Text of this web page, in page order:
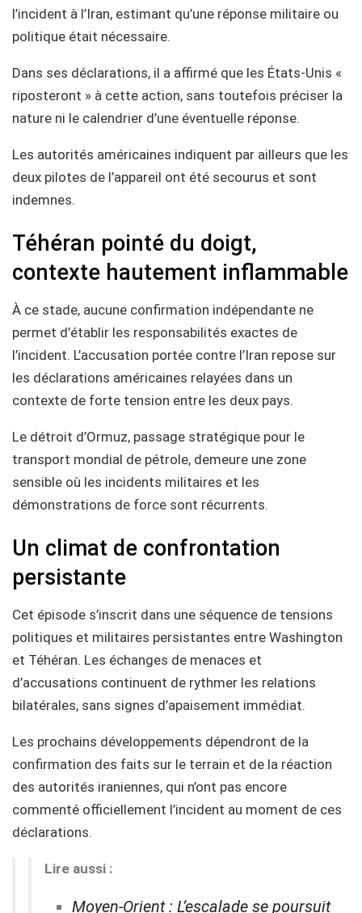
l’incident à l’Iran, estimant qu’une réponse militaire ou
politique était nécessaire.
Dans ses déclarations, il a affirmé que les États-Unis «
riposteront » à cette action, sans toutefois préciser la
nature ni le calendrier d’une éventuelle réponse.
Les autorités américaines indiquent par ailleurs que les
deux pilotes de l’appareil ont été secourus et sont
indemnes.
Téhéran pointé du doigt,
contexte hautement inflammable
À ce stade, aucune confirmation indépendante ne
permet d’établir les responsabilités exactes de
l’incident. L’accusation portée contre l’Iran repose sur
les déclarations américaines relayées dans un
contexte de forte tension entre les deux pays.
Le détroit d’Ormuz, passage stratégique pour le
transport mondial de pétrole, demeure une zone
sensible où les incidents militaires et les
démonstrations de force sont récurrents.
Un climat de confrontation
persistante
Cet épisode s’inscrit dans une séquence de tensions
politiques et militaires persistantes entre Washington
et Téhéran. Les échanges de menaces et
d’accusations continuent de rythmer les relations
bilatérales, sans signes d’apaisement immédiat.
Les prochains développements dépendront de la
confirmation des faits sur le terrain et de la réaction
des autorités iraniennes, qui n’ont pas encore
commenté officiellement l’incident au moment de ces
déclarations.
Lire aussi :
Moyen-Orient : L’escalade se poursuit